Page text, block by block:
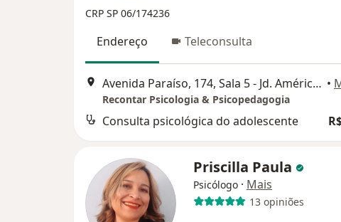
CRP SP 06/174236
Endereço Teleconsulta
Avenida Paraíso, 174, Sala 5 - Jd. América, São José dos Campos •
Recontar Psicologia & Psicopedagogia
Consulta psicológica do adolescente
Priscilla Paula
Psicólogo · Mais
13 opiniões